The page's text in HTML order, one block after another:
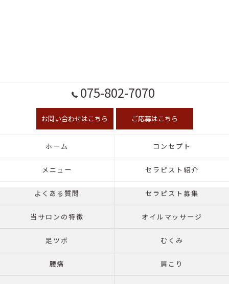
075-802-7070
お問い合わせはこちら ご応募はこちら
ホーム コンセプト
メニュー セラピスト紹介
よくある質問 セラピスト募集
当サロンの特徴 オイルマッサージ
足ツボ むくみ
腰痛 肩こり